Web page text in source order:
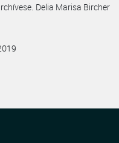
Delia Marisa Bircher